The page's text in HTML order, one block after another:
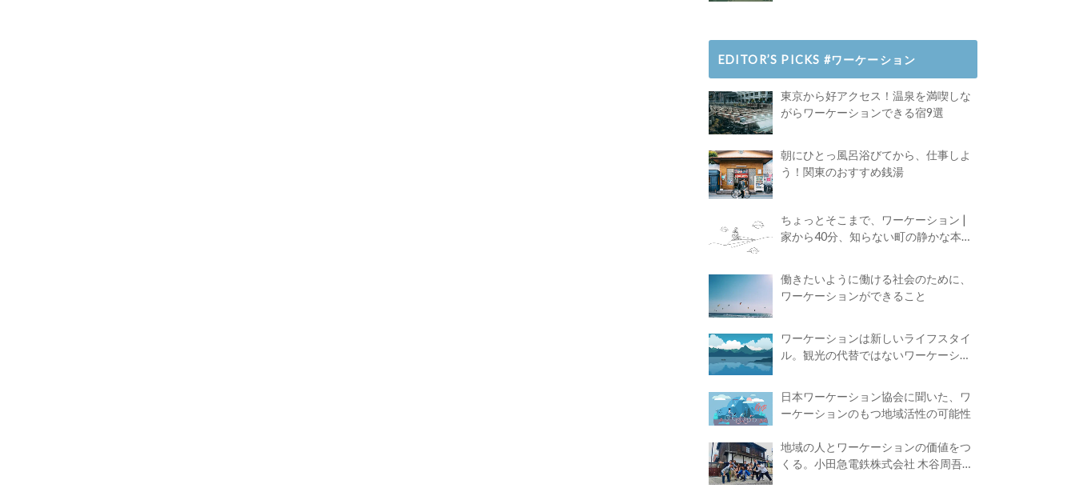
EDITOR’S PICKS #ワーケーション
東京から好アクセス！温泉を満喫しな
がらワーケーションできる宿9選
朝にひとっ風呂浴びてから、仕事しよ
う！関東のおすすめ銭湯
ちょっとそこまで、ワーケーション |
家から40分、知らない町の静かな本屋
働きたいように働ける社会のために、
ワーケーションができること
ワーケーションは新しいライフスタイ
ル。観光の代替ではないワーケーショ
日本ワーケーション協会に聞いた、ワ
ーケーションのもつ地域活性の可能性
地域の人とワーケーションの価値をつ
くる。小田急電鉄株式会社 木谷周吾さ